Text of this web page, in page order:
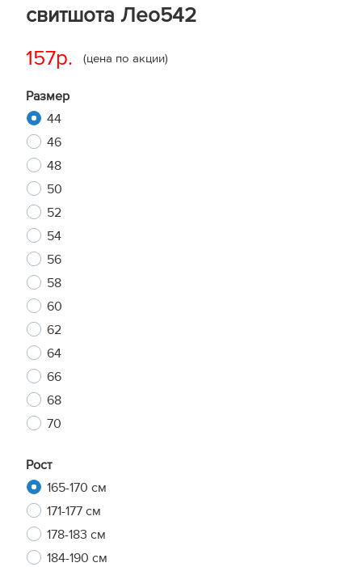
свитшота Лео542
157р. (цена по акции)
Размер
44
46
48
50
52
54
56
58
60
62
64
66
68
70
Рост
165-170 см
171-177 см
178-183 см
184-190 см